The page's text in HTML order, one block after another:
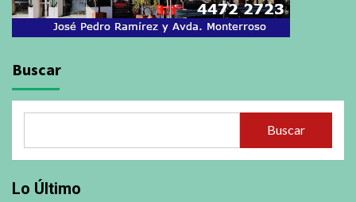
Buscar
Buscar
Lo Último